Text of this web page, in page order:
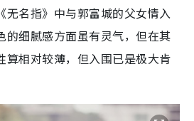
无名指》中与郭富城的父女情入
的细腻感方面虽有灵气，但在其
算相对较薄，但入围已是极大肯